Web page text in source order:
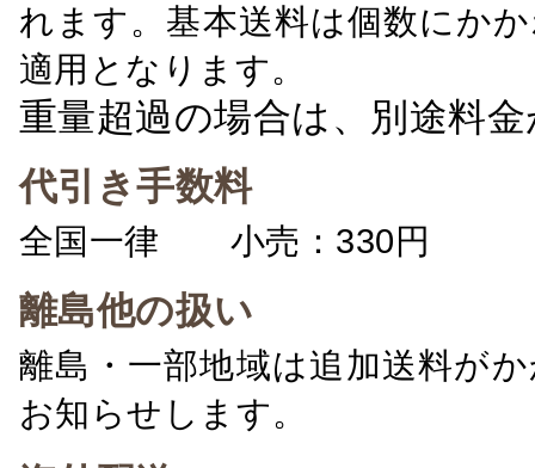
れます。基本送料は個数にか
適用となります。
重量超過の場合は、別途料
代引き手数料
全国一律 小売：330円 卸
離島他の扱い
離島・一部地域は追加送料が
お知らせします。